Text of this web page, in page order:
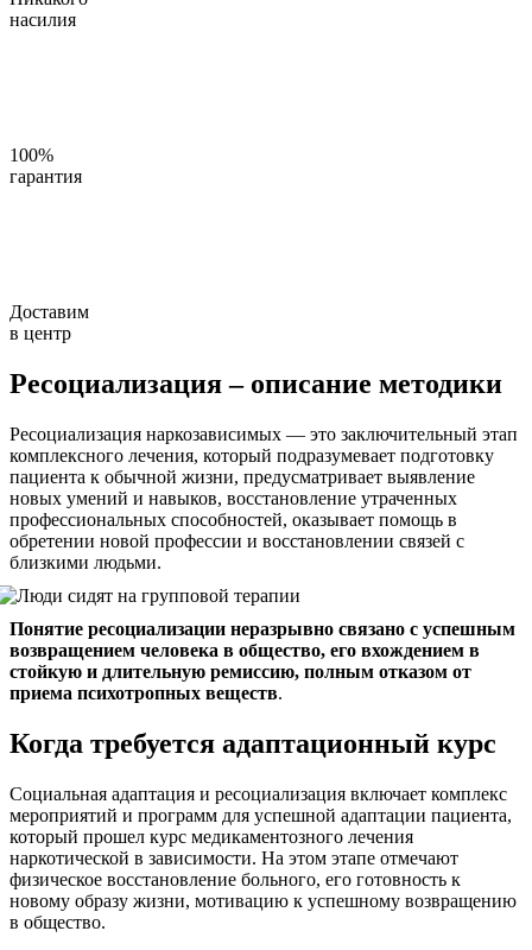
насилия
100%
гарантия
Доставим
в центр
Ресоциализация – описание методики
Ресоциализация наркозависимых — это заключительный этап
комплексного лечения, который подразумевает подготовку
пациента к обычной жизни, предусматривает выявление
новых умений и навыков, восстановление утраченных
профессиональных способностей, оказывает помощь в
обретении новой профессии и восстановлении связей с
близкими людьми.
Понятие ресоциализации неразрывно связано с успешным
возвращением человека в общество, его вхождением в
стойкую и длительную ремиссию, полным отказом от
приема психотропных веществ.
Когда требуется адаптационный курс
Социальная адаптация и ресоциализация включает комплекс
мероприятий и программ для успешной адаптации пациента,
который прошел курс медикаментозного лечения
наркотической в зависимости. На этом этапе отмечают
физическое восстановление больного, его готовность к
новому образу жизни, мотивацию к успешному возвращению
в общество.